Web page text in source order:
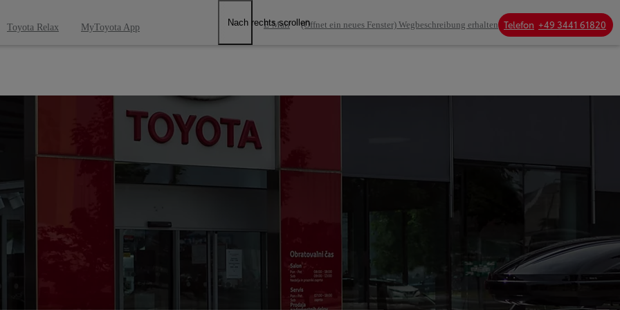
Toyota Relax MyToyota App Nach rechts scrollen
E-Mail (Öffnet ein neues Fenster) Wegbeschreibung erhalten Telefon +49 3441 61820